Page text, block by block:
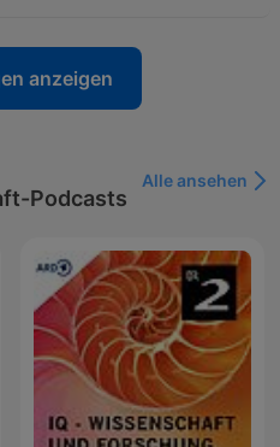
anzeigen
Podcasts
Alle ansehen